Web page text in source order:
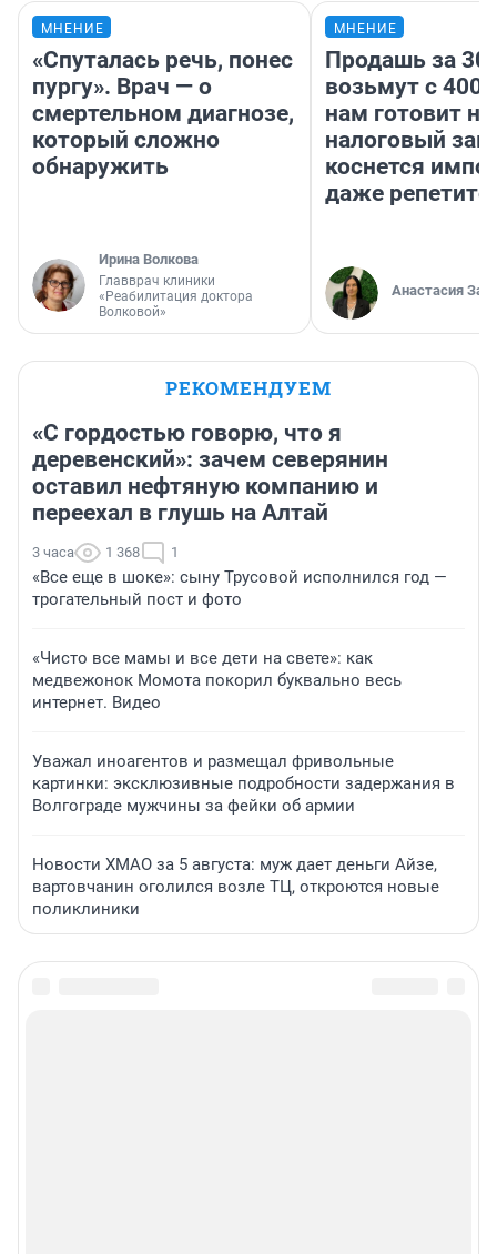
МНЕНИЕ
«Спуталась речь, понес
пургу». Врач — о
смертельном диагнозе,
который сложно
обнаружить
Ирина Волкова
Главврач клиники
«Реабилитация доктора
Волковой»
МНЕНИЕ
Продашь за
возьмут с
нам готовит
налоговый
коснется
даже
Анастасия
РЕКОМЕНДУЕМ
«С гордостью говорю, что я
деревенский»: зачем северянин
оставил нефтяную компанию и
переехал в глушь на Алтай
3 часа 1 368 1
«Все еще в шоке»: сыну Трусовой исполнился год —
трогательный пост и фото
«Чисто все мамы и все дети на свете»: как
медвежонок Момота покорил буквально весь
интернет. Видео
Уважал иноагентов и размещал фривольные
картинки: эксклюзивные подробности задержания в
Волгограде мужчины за фейки об армии
Новости ХМАО за 5 августа: муж дает деньги Айзе,
вартовчанин оголился возле ТЦ, откроются новые
поликлиники